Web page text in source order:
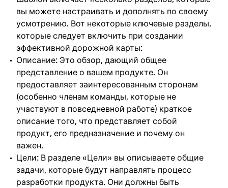
вы можете настраивать и дополнять по своему
усмотрению. Вот некоторые ключевые разделы,
которые следует включить при создании
эффективной дорожной карты:
Описание: Это обзор, дающий общее
представление о вашем продукте. Он
предоставляет заинтересованным сторонам
(особенно членам команды, которые не
участвуют в повседневной работе) краткое
описание того, что представляет собой
продукт, его предназначение и почему он
важен.
Цели: В разделе «Цели» вы описываете общие
задачи, которые будут направлять процесс
разработки продукта. Они должны быть